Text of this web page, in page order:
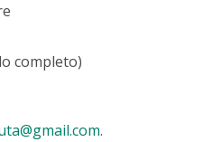
completo)